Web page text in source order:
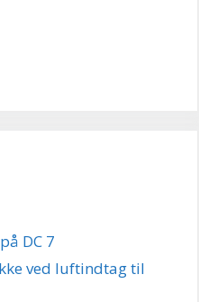
DC 7
ved luftindtag til